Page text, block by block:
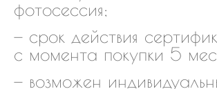
фотосессия;
— срок действия
с момента покупки 5
— возможен